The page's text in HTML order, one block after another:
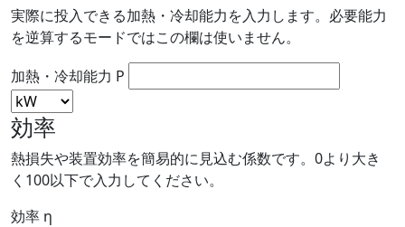
実際に投入できる加熱・冷却能力を入力します。必要能力
を逆算するモードではこの欄は使いません。
加熱・冷却能力 P
効率
熱損失や装置効率を簡易的に見込む係数です。0より大き
く100以下で入力してください。
効率 η